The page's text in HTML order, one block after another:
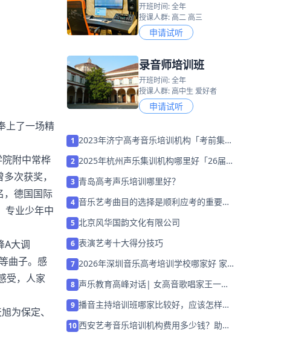
上了一场精
附中常桦
次获奖，
，德国国际
专业少年中
A大调
曲子。感
受，人家
为保定、
开班时间: 全年
授课人群: 高二 高三
申请试听
录音师培训班
开班时间: 全年
授课人群: 高中生 爱好者
申请试听
1 2023年济宁高考音乐培训机构「考前集训
2 2025年杭州声乐集训机构哪里好「26届
3 青岛高考声乐培训哪里好？
4 音乐艺考曲目的选择是顺利应考的重要因
5 北京风华国韵文化有限公司
6 表演艺考十大得分技巧
7 2026年深圳音乐高考培训学校哪家好 家
8 声乐教育高峰对话| 女高音歌唱家王一凤
9 播音主持培训班哪家比较好，应该怎样选
10西安艺考音乐培训机构费用多少钱？助力